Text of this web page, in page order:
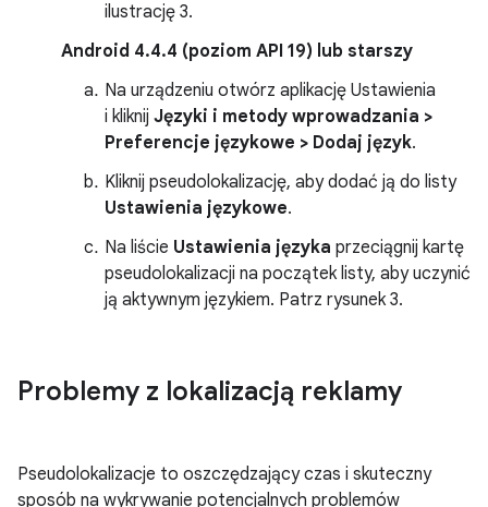
ilustrację 3.
Android 4.4.4 (poziom API 19) lub starszy
Na urządzeniu otwórz aplikację Ustawienia
i kliknij Języki i metody wprowadzania >
Preferencje językowe > Dodaj język.
Kliknij pseudolokalizację, aby dodać ją do listy
Ustawienia językowe.
Na liście Ustawienia języka przeciągnij kartę
pseudolokalizacji na początek listy, aby uczynić
ją aktywnym językiem. Patrz rysunek 3.
Problemy z lokalizacją reklamy
Pseudolokalizacje to oszczędzający czas i skuteczny
sposób na wykrywanie potencjalnych problemów